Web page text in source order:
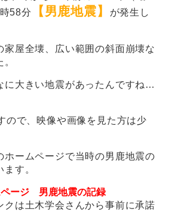
58分
【男鹿地震】
が発生し
家屋全壊、広い範囲の斜面崩壊な
に大きい地震があったんですね…
ので、映像や画像を見た方は少
ホームページで当時の男鹿地震の
す。
ページ 男鹿地震の記録
クは土木学会さんから事前に承諾